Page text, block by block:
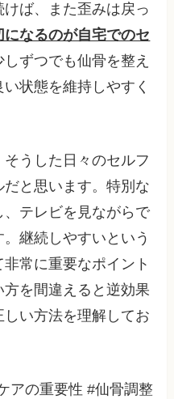
ば、また歪みは戻っ
になるのが自宅でのセ
ずつでも仙骨を整え
状態を維持しやすく
うした日々のセルフ
と思います。特別な
テレビを見ながらで
継続しやすいという
常に重要なポイント
を間違えると逆効果
い方法を理解してお
アの重要性 #仙骨調整